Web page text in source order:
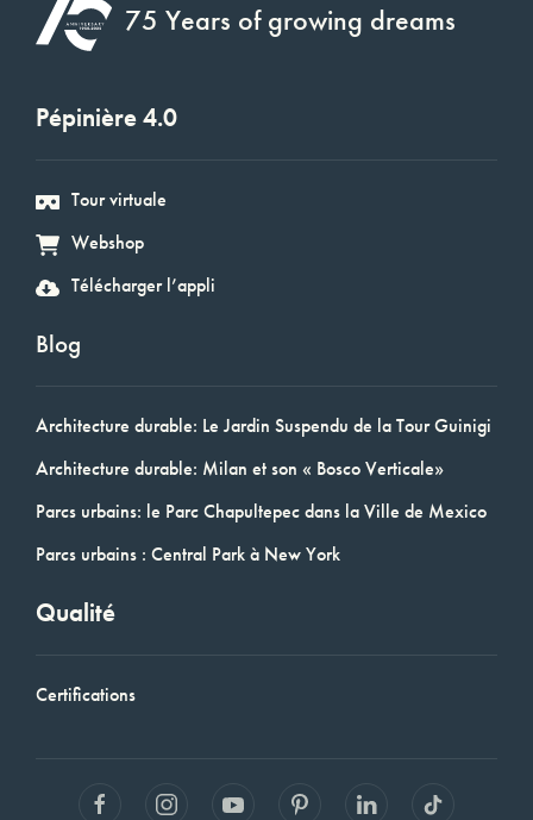
75 Years of growing dreams
Pépinière 4.0
Tour virtuale
Webshop
Télécharger l’appli
Blog
Architecture durable: Le Jardin Suspendu de la Tour Guinigi
Architecture durable: Milan et son « Bosco Verticale»
Parcs urbains: le Parc Chapultepec dans la Ville de Mexico
Parcs urbains : Central Park à New York
Qualité
Certifications